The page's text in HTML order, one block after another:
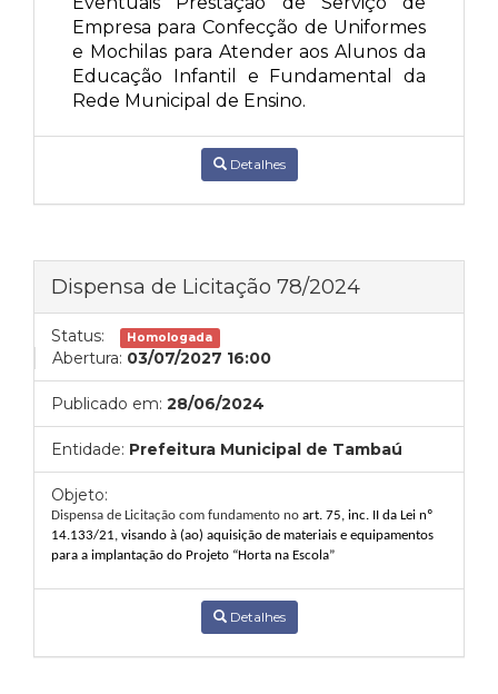
Empresa para Confecção de Uniformes
e Mochilas para Atender aos Alunos da
Educação Infantil e Fundamental da
Rede Municipal de Ensino.
Detalhes
Dispensa de Licitação 78/2024
Status: Homologada
Abertura: 03/07/2027 16:00
Publicado em: 28/06/2024
Entidade: Prefeitura Municipal de Tambaú
Objeto:
Dispensa de Licitação com fundamento no art. 75, inc. II da Lei nº
14.133/21, visando à (ao) aquisição de materiais e equipamentos
para a implantação do Projeto “Horta na Escola”
Detalhes